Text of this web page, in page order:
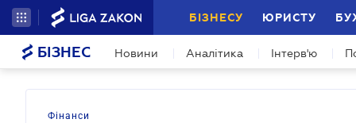
БІЗНЕСУ ЮРИСТУ
БІЗНЕС Новини Аналітика Інтерв'ю
Фінанси